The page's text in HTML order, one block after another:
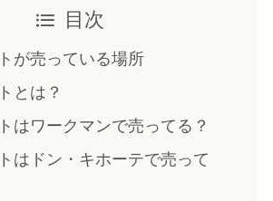
目次
が売っている場所
とは？
はワークマンで売ってる？
はドン・キホーテで売って